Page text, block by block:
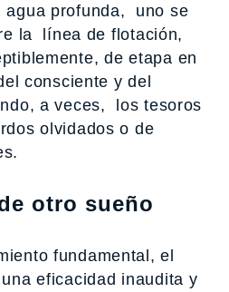
agua profunda, uno se
la línea de flotación,
de etapa en
consciente y del
a veces, los tesoros
olvidados o de
otro sueño
fundamental, el
eficacidad inaudita y